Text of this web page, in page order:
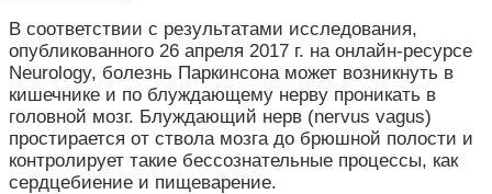
В соответствии с результатами исследования,
опубликованного 26 апреля 2017 г. на онлайн-ресурсе
Neurology, болезнь Паркинсона может возникнуть в
кишечнике и по блуждающему нерву проникать в
головной мозг. Блуждающий нерв (nervus vagus)
простирается от ствола мозга до брюшной полости и
контролирует такие бессознательные процессы, как
сердцебиение и пищеварение.